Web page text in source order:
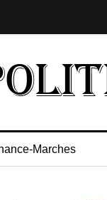
Marches